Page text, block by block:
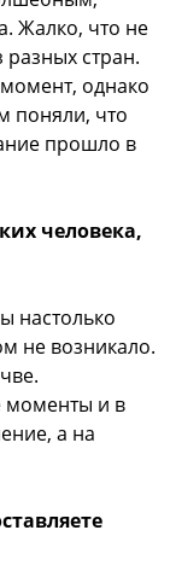
Жалко, что не
стран.
однако
поняли, что
прошло в
человека,
настолько
не возникало.
моменты и в
а на